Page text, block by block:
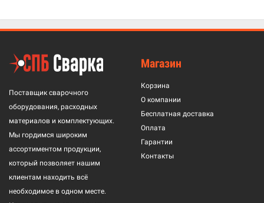
Поставщик сварочного
оборудования, расходных
материалов и комплектующих.
Мы гордимся широким
ассортиментом продукции,
который позволяет нашим
клиентам находить всё
необходимое в одном месте.
Магазин
Корзина
О компании
Бесплатная доставка
Оплата
Гарантии
Контакты